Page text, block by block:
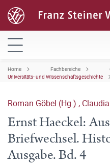
Home Fachbereiche
Universitäts- und Wissenschaftsgeschichte
Roman Göbel (Hg.) ,
Ernst Haeckel:
Briefwechsel.
Ausgabe. Bd. 4